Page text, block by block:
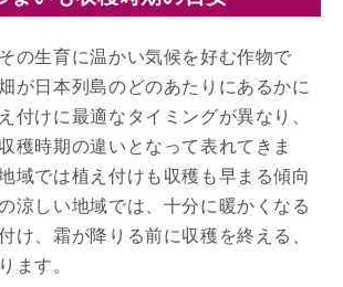
の生育に温かい気候を好む作物で
が日本列島のどのあたりにあるかに
付けに最適なタイミングが異なり、
穫時期の違いとなって表れてきま
域では植え付けも収穫も早まる傾向
涼しい地域では、十分に暖かくなる
け、霜が降りる前に収穫を終える、
ます。